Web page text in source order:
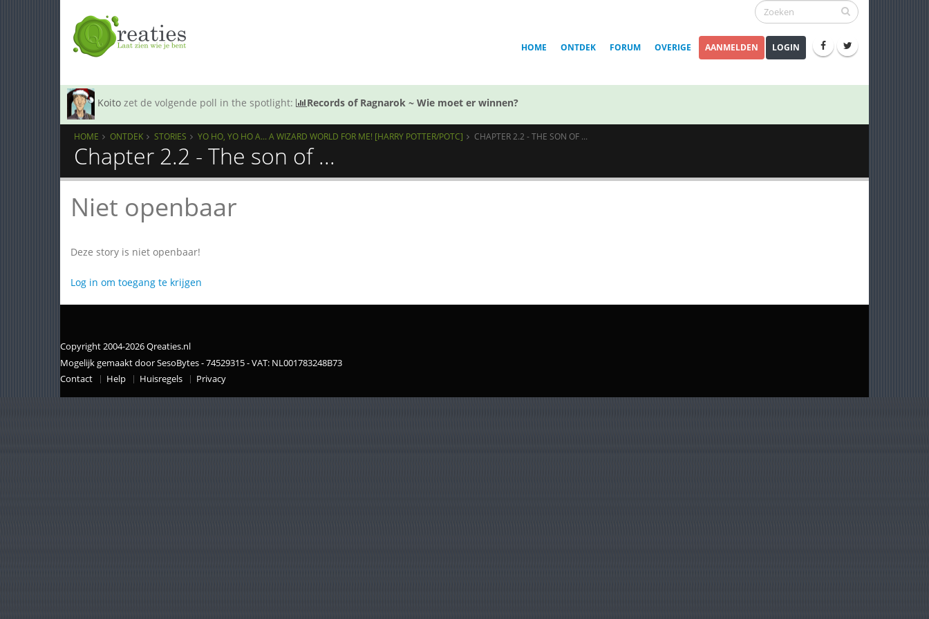
HOME ONTDEK FORUM OVERIGE AANMELDEN LOGIN
Koito zet de volgende poll in the spotlight: Records of Ragnarok ~ Wie moet er winnen?
HOME ONTDEK STORIES YO HO, YO HO A... A WIZARD WORLD FOR ME! [HARRY POTTER/POTC] CHAPTER 2.2 - THE SON OF ...
Chapter 2.2 - The son of ...
Niet openbaar
Deze story is niet openbaar!
Log in om toegang te krijgen
Copyright 2004-2026 Qreaties.nl
Mogelijk gemaakt door SesoBytes - 74529315 - VAT: NL001783248B73
Contact
Help Huisregels Privacy